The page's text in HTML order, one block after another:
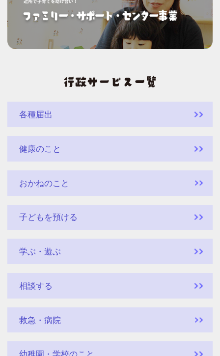
各種届出
健康のこと
おかねのこと
子どもを預ける
学ぶ・遊ぶ
相談する
救急・病院